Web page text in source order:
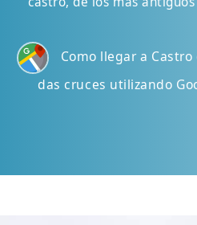
Como llegar a
das cruces utilizando